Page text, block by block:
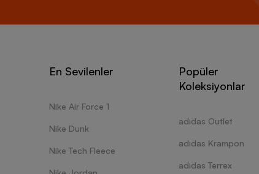
En Sevilenler
Nike Air Force 1
Nike Dunk
Nike Tech Fleece
Popüler
Koleksiyonlar
adidas Outlet
adidas Krampon
adidas Terrex